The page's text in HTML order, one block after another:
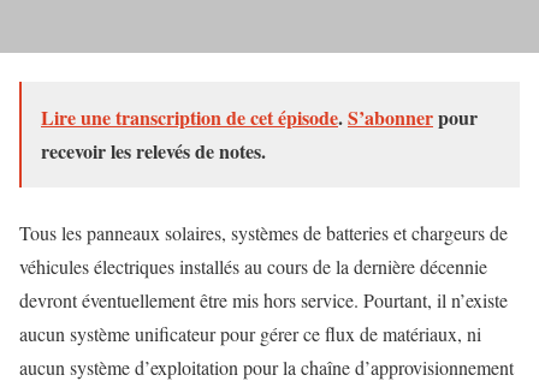
Lire une transcription de cet épisode.S’abonnerpour
recevoir les relevés de notes.
Tous les panneaux solaires, systèmes de batteries et chargeurs de
véhicules électriques installés au cours de la dernière décennie
devront éventuellement être mis hors service. Pourtant, il n’existe
aucun système unificateur pour gérer ce flux de matériaux, ni
aucun système d’exploitation pour la chaîne d’approvisionnement